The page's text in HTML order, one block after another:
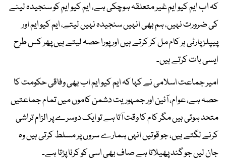
کہ اب ایم کیو ایم غیر متعلقہ ہوچکی ہے، ایم کیو ایم کو سنجیدہ لینے
کی ضرورت نہیں، ہم بھی انہیں سنجیدہ نہیں لیتے، ایم کیو ایم اور
پیپلز پارٹی ہر کام مل کر کرتے ہیں اور پورا حصہ لیتے ہیں پھر کس طرح
ایسی بات کرتے ہیں۔
امیر جماعت اسلامی نے کہا کہ ایم کیو ایم اب بھی وفاقی حکومت کا
حصہ ہے، عوام، آئین اور جمہوریت دشمن کاموں میں تمام جماعتیں
متحد ہوتی ہیں مگر کام کا وقت آتا ہے تو ایک دوسرے پر الزام تراشی
کرنے لگتے ہیں، جو قوتیں انہں ہمارے سروں پر مسلط کرتی ہیں وہ
جان لیں جو گند پھیلاتا ہے صاف بھی اسی کو کرنا پڑتا ہے۔